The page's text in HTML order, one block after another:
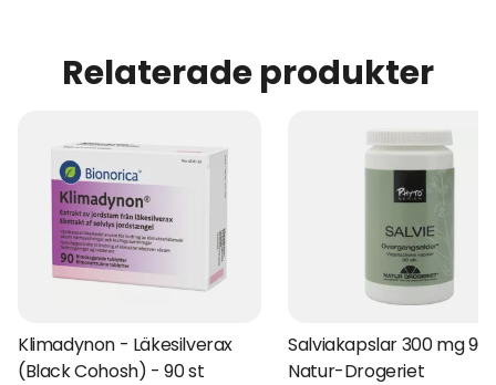
Relaterade produkter
Klimadynon - Läkesilverax
(Black Cohosh) - 90 st
Salviakapslar 300 mg 90
Natur-Drogeriet